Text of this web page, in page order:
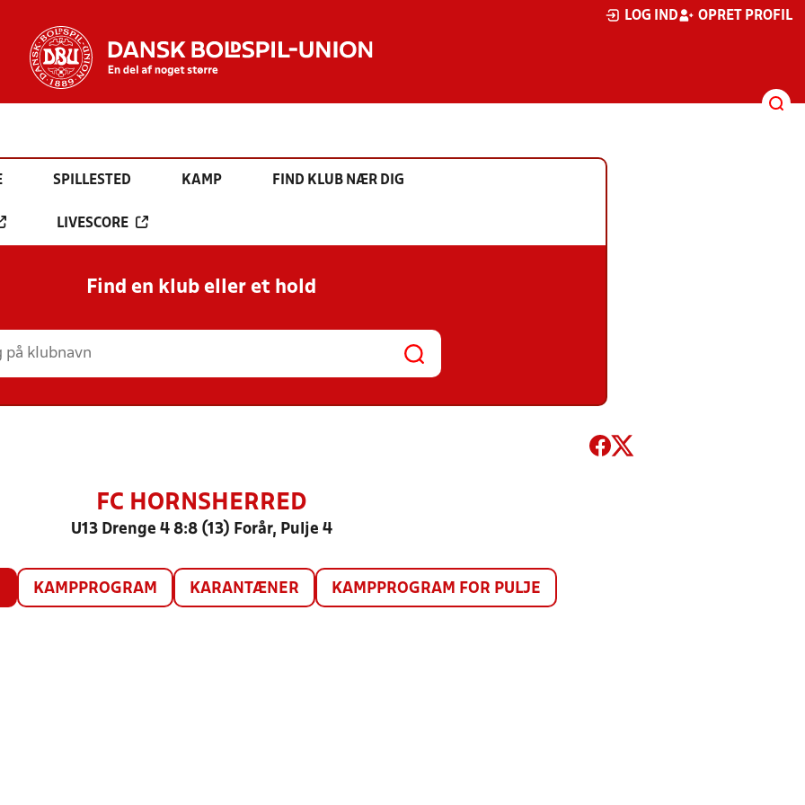
LOG IND OPRET PROFIL
SPILLESTED KAMP FIND KLUB NÆR DIG
LIVESCORE
Find en klub eller et hold
FC HORNSHERRED
U13 Drenge 4 8:8 (13) Forår, Pulje 4
KAMPPROGRAM KARANTÆNER KAMPPROGRAM FOR PULJE